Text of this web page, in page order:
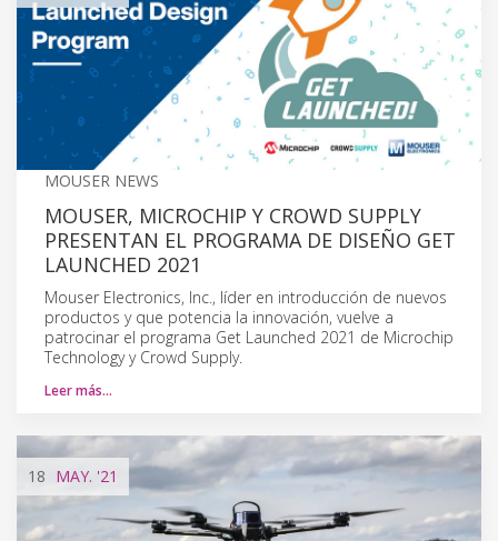
MOUSER NEWS
MOUSER, MICROCHIP Y CROWD SUPPLY
PRESENTAN EL PROGRAMA DE DISEÑO GET
LAUNCHED 2021
Mouser Electronics, Inc., líder en introducción de nuevos
productos y que potencia la innovación, vuelve a
patrocinar el programa Get Launched 2021 de Microchip
Technology y Crowd Supply.
Leer más…
18 MAY. '21